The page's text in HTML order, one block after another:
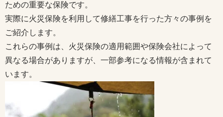
ための重要な保険です。
実際に火災保険を利用して修繕工事を行った方々の事例を
ご紹介します。
これらの事例は、火災保険の適用範囲や保険会社によって
異なる場合がありますが、一部参考になる情報が含まれて
います。